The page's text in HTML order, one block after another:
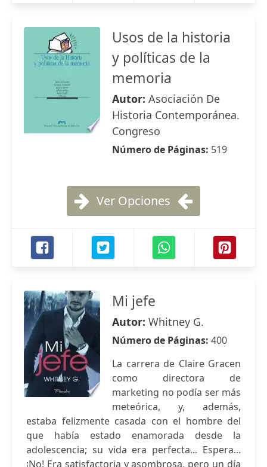
Usos de la historia
y políticas de la
memoria
Autor: Asociación De
Historia Contemporánea.
Congreso
Número de Páginas: 519
Ver Opciones
Mi jefe
Autor: Whitney G.
Número de Páginas: 400
La carrera de Claire Gracen
como directora de
marketing no podía ser más
meteórica, y, además,
estaba felizmente casada con el hombre del
que había estado enamorada desde la
adolescencia; su vida era perfecta... Espera...
¡No! Era satisfactoria y asombrosa, pero un día